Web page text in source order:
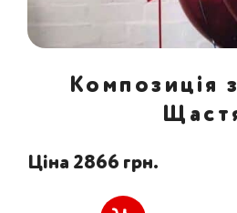
Композиція
Ціна 2866 грн.